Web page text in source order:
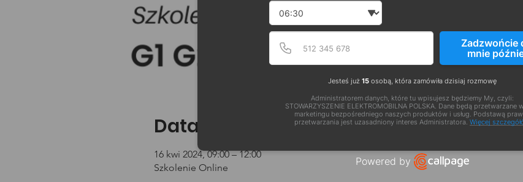
Data i godzina szkolenia
16 kwi 2024, 09:00 – 12:00
Szkolenie Online
Wybierz godzinę
Numer telefonu
Podaj poprawny
Zadzwońcie
mnie
Jesteś już 15osobą, która zamówiła dzisiaj rozmowę
Administratorem danych, które tu wpisujesz będziemy My, czyli:
STOWARZYSZENIE ELEKTROMOBILNA POLSKA. Dane będą przetwarzane
marketingu bezpośredniego naszych produktów i usług. Podstawą
przetwarzania jest uzasadniony interes Administratora. Więcej
Powered by